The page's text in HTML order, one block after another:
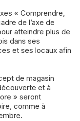
« Comprendre,
de l’axe de
atteindre plus de
dans ses
et ses locaux afin
de magasin
et à
» seront
comme à